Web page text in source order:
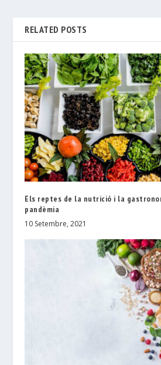
RELATED POSTS
Els reptes de la nutrició i la
pandèmia
10 Setembre, 2021